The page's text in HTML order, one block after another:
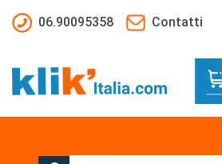
06.90095358
Contatti